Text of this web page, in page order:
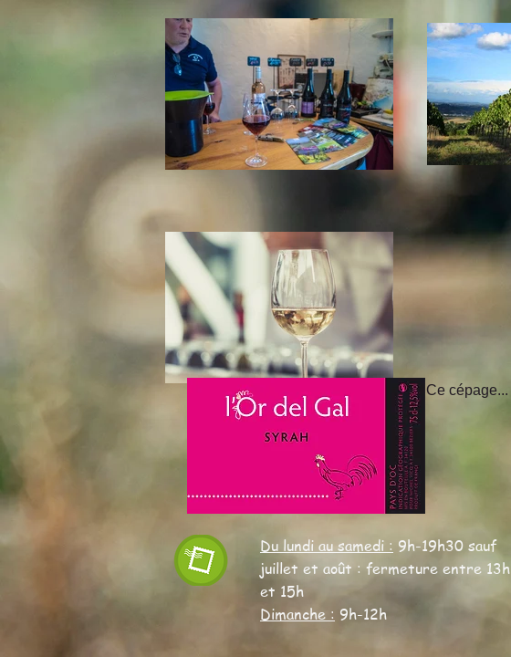
Ce cépage...
Du lundi au samedi : 9h-19h30 sauf
juillet et août : fermeture entre 13h
et 15h
Dimanche : 9h-12h